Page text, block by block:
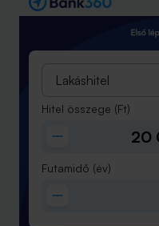
Lakáshitel
Hitel összege (Ft)
Futamidő (év)